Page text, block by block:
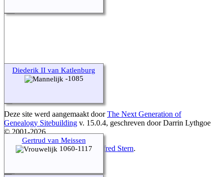
Diederik II van Katlenburg
-1085
Gertrud van Meissen
1060-1117
Deze site werd aangemaakt doorThe Next Generation of
Genealogy Sitebuilding v. 15.0.4, geschreven door Darrin Lythgoe
© 2001-2026.
Gegevens onderhouden door
Alfred Stern.